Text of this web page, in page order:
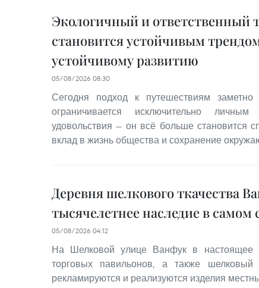
Экологичный и ответственный
становится устойчивым
устойчивому развитию
05/08/2026 08:30
Сегодня подход к путешествиям
ограничивается исключительно
удовольствия — он всё больше становится
вклад в жизнь общества и сохранение
Деревня шелкового ткачества
тысячелетнее наследие в самом
05/08/2026 04:12
На Шелковой улице Ванфук в настоящее
торговых павильонов, а также шелковый
рекламируются и реализуются изделия